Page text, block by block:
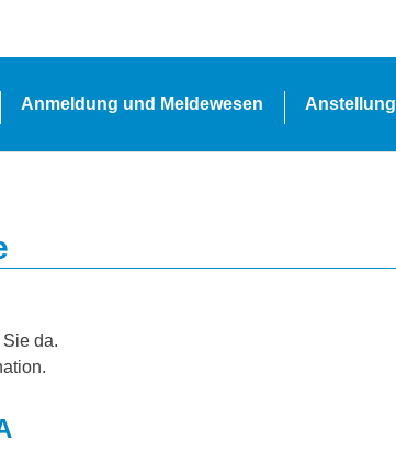
Anmeldung und Meldewesen Anstellung
da.